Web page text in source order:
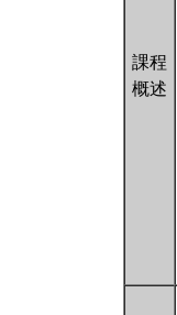
課程
概述